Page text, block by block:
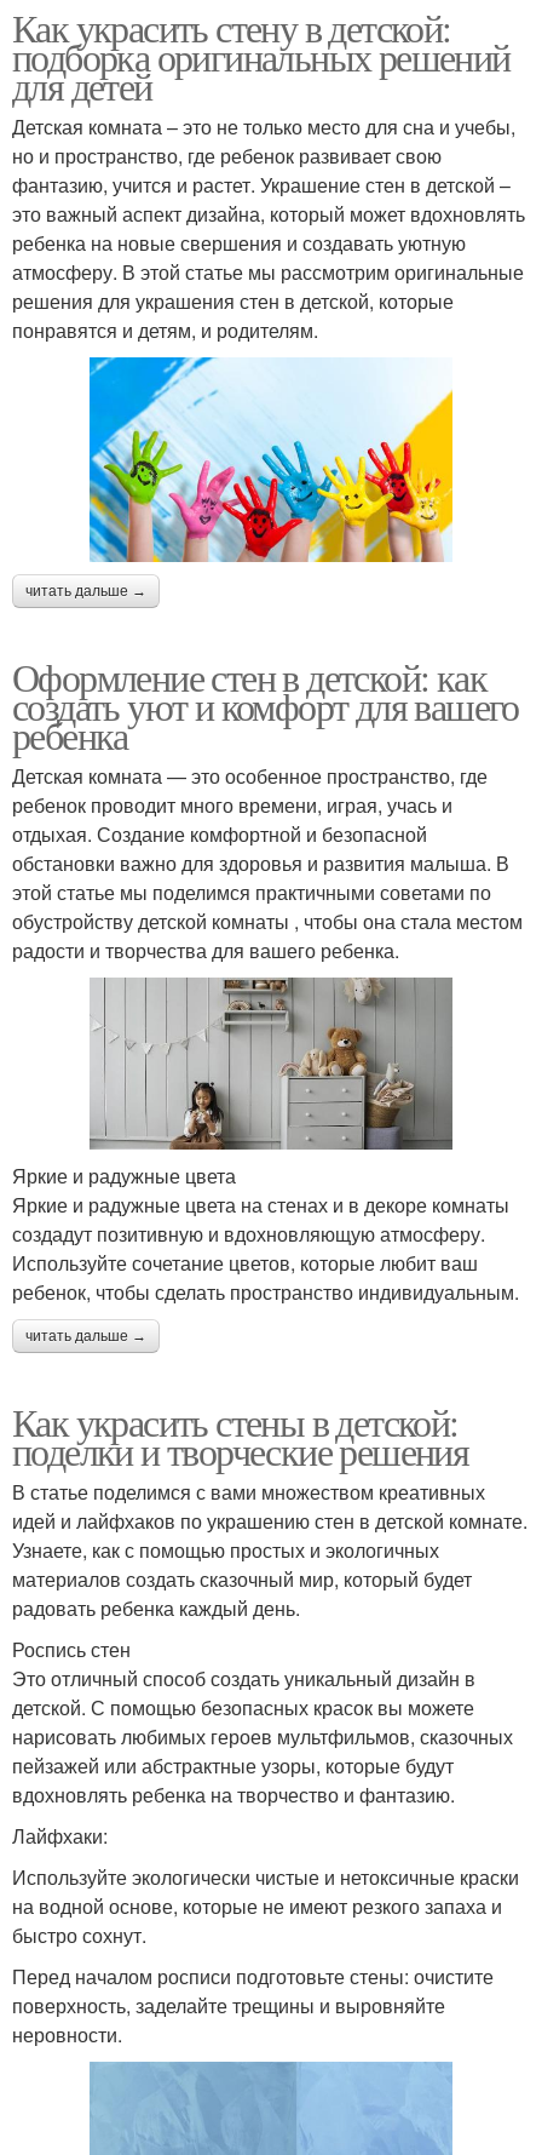
Как украсить стену в детской:
подборка оригинальных решений
для детей
Детская комната – это не только место для сна и учебы,
но и пространство, где ребенок развивает свою
фантазию, учится и растет. Украшение стен в детской –
это важный аспект дизайна, который может вдохновлять
ребенка на новые свершения и создавать уютную
атмосферу. В этой статье мы рассмотрим оригинальные
решения для украшения стен в детской, которые
понравятся и детям, и родителям.
читать дальше →
Оформление стен в детской: как
создать уют и комфорт для вашего
ребенка
Детская комната — это особенное пространство, где
ребенок проводит много времени, играя, учась и
отдыхая. Создание комфортной и безопасной
обстановки важно для здоровья и развития малыша. В
этой статье мы поделимся практичными советами по
обустройству детской комнаты , чтобы она стала местом
радости и творчества для вашего ребенка.
Яркие и радужные цвета
Яркие и радужные цвета на стенах и в декоре комнаты
создадут позитивную и вдохновляющую атмосферу.
Используйте сочетание цветов, которые любит ваш
ребенок, чтобы сделать пространство индивидуальным.
читать дальше →
Как украсить стены в детской:
поделки и творческие решения
В статье поделимся с вами множеством креативных
идей и лайфхаков по украшению стен в детской комнате.
Узнаете, как с помощью простых и экологичных
материалов создать сказочный мир, который будет
радовать ребенка каждый день.
Роспись стен
Это отличный способ создать уникальный дизайн в
детской. С помощью безопасных красок вы можете
нарисовать любимых героев мультфильмов, сказочных
пейзажей или абстрактные узоры, которые будут
вдохновлять ребенка на творчество и фантазию.
Лайфхаки:
Используйте экологически чистые и нетоксичные краски
на водной основе, которые не имеют резкого запаха и
быстро сохнут.
Перед началом росписи подготовьте стены: очистите
поверхность, заделайте трещины и выровняйте
неровности.